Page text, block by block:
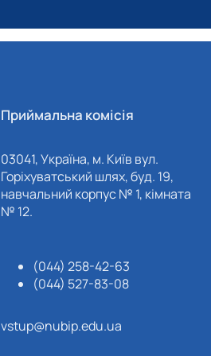
Приймальна комісія
03041, Україна, м. Київ вул.
Горіхуватський шлях, буд. 19,
навчальний корпус № 1, кімната
№ 12.
(044) 258-42-63
(044) 527-83-08
vstup@nubip.edu.ua